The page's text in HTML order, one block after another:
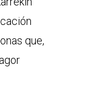
que,